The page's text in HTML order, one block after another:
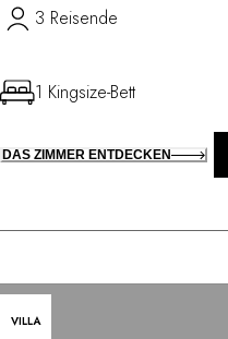
3 Reisende
1 Kingsize-Bett
DAS ZIMMER ENTDECKEN
VILLA